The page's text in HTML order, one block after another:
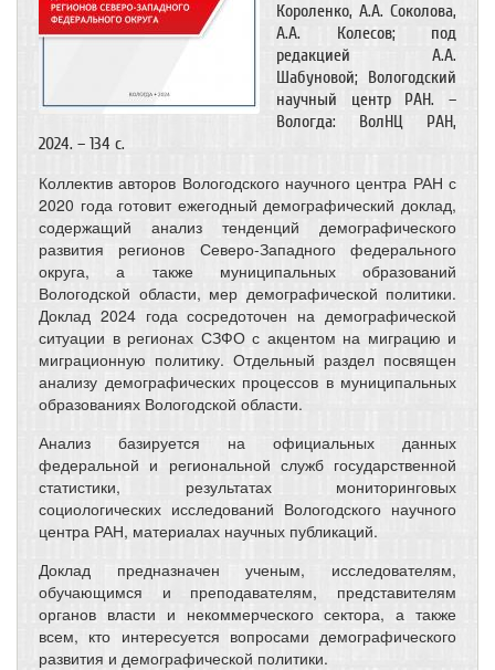
Короленко, А.А. Соколова,
А.А. Колесов; под
редакцией А.А.
Шабуновой; Вологодский
научный центр РАН. –
Вологда: ВолНЦ РАН,
2024. – 134 с.
Коллектив авторов Вологодского научного центра РАН с
2020 года готовит ежегодный демографический доклад,
содержащий анализ тенденций демографического
развития регионов Северо-Западного федерального
округа, а также муниципальных образований
Вологодской области, мер демографической политики.
Доклад 2024 года сосредоточен на демографической
ситуации в регионах СЗФО с акцентом на миграцию и
миграционную политику. Отдельный раздел посвящен
анализу демографических процессов в муниципальных
образованиях Вологодской области.
Анализ базируется на официальных данных
федеральной и региональной служб государственной
статистики, результатах мониторинговых
социологических исследований Вологодского научного
центра РАН, материалах научных публикаций.
Доклад предназначен ученым, исследователям,
обучающимся и преподавателям, представителям
органов власти и некоммерческого сектора, а также
всем, кто интересуется вопросами демографического
развития и демографической политики.